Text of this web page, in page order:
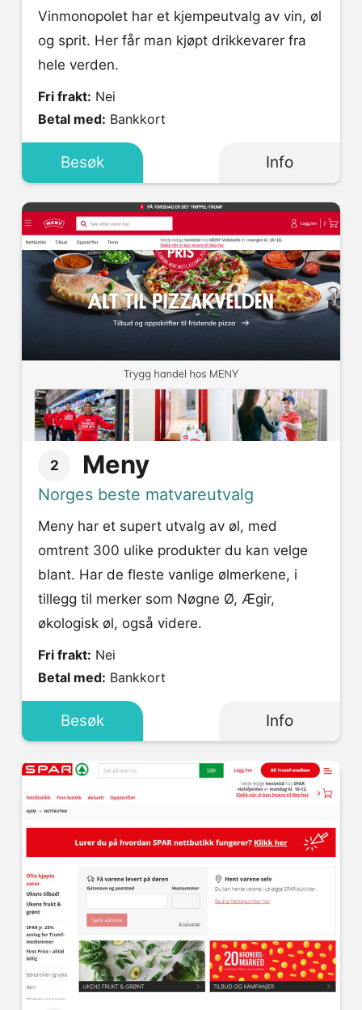
Vinmonopolet har et kjempeutvalg av vin, øl
og sprit. Her får man kjøpt drikkevarer fra
hele verden.
Fri frakt: Nei
Betal med: Bankkort
Besøk Info
2 Meny
Norges beste matvareutvalg
Meny har et supert utvalg av øl, med
omtrent 300 ulike produkter du kan velge
blant. Har de fleste vanlige ølmerkene, i
tillegg til merker som Nøgne Ø, Ægir,
økologisk øl, også videre.
Fri frakt: Nei
Betal med: Bankkort
Besøk Info